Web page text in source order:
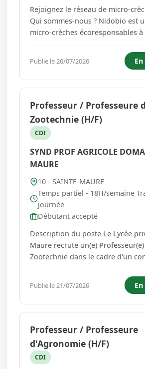
Rejoignez le réseau de micro-
Qui sommes-nous ? Nidobio est un réseau de
micro-crèches écoresponsables
familles et des professionnels
notre projet. Nous accueillons les enfants dans
un environnement chaleu...
Publie le 20/07/2026
Professeur / Professeure
Zootechnie (H/F)
CDI
SYND PROF AGRICOLE
MAURE
10 - SAINTE-MAURE
Temps partiel - 18H/semaine
journée
Débutant accepté
Description du poste Le Lycée privé Sainte-
Maure recrute un(e)
Zootechnie dans le cadre d'un
enseignements auprès d'élèves
de la 4ème à la terminale, voire
votre niveau, dans les domain...
Publie le 21/07/2026
Professeur / Professeure
d'Agronomie (H/F)
CDI